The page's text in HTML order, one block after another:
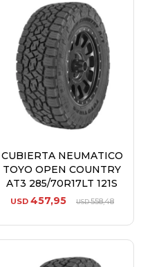
CUBIERTA NEUMATICO
TOYO OPEN COUNTRY
AT3 285/70R17LT 121S
USD 457,95 USD558,48